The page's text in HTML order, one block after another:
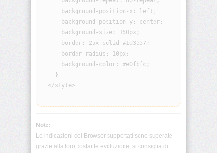
background-
color
background-
image
background-
origin
background-
position
background-
position-
Note:
Le indicazioni dei Browser supportati sono superate
grazie alla loro costante evoluzione, si consiglia di